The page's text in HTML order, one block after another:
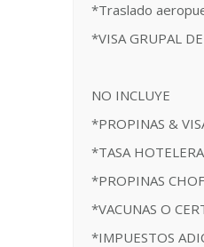
*Traslado
*VISA GRUPAL
NO INCLUYE
*PROPINAS &
*TASA
*PROPINAS
*VACUNAS O
*IMPUESTOS